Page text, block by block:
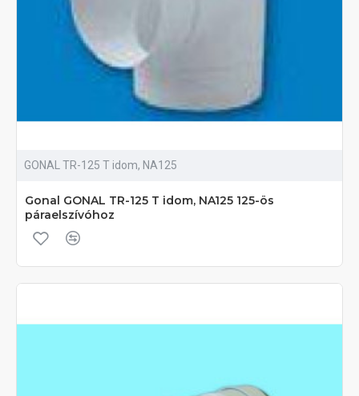
GONAL TR-125 T idom, NA125
Gonal GONAL TR-125 T idom, NA125 125-ös
páraelszívóhoz